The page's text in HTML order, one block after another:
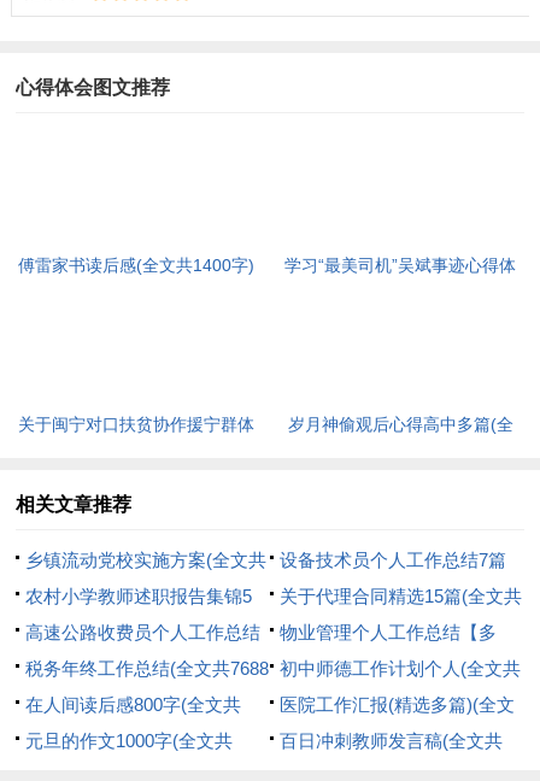
心得体会图文推荐
傅雷家书读后感(全文共1400字)
学习“最美司机”吴斌事迹心得体
关于闽宁对口扶贫协作援宁群体
4339字)
岁月神偷观后心得高中多篇(全
相关文章推荐
乡镇流动党校实施方案(全文共
2298字)
设备技术员个人工作总结7篇
(全文共10110字)
农村小学教师述职报告集锦5
篇(全文共6041字)
关于代理合同精选15篇(全文共
18831字)
高速公路收费员个人工作总结
10篇(全文共12681字)
物业管理个人工作总结【多
篇】(全文共10116字)
税务年终工作总结(全文共7688
字)
初中师德工作计划个人(全文共
6174字)
在人间读后感800字(全文共
3495字)
医院工作汇报(精选多篇)(全文
共21860字)
元旦的作文1000字(全文共
百日冲刺教师发言稿(全文共